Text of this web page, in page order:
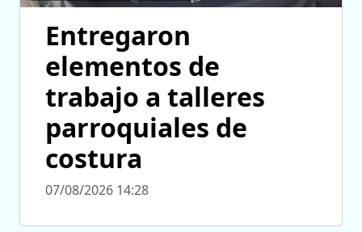
Entregaron
elementos de
trabajo a talleres
parroquiales de
costura
07/08/2026 14:28